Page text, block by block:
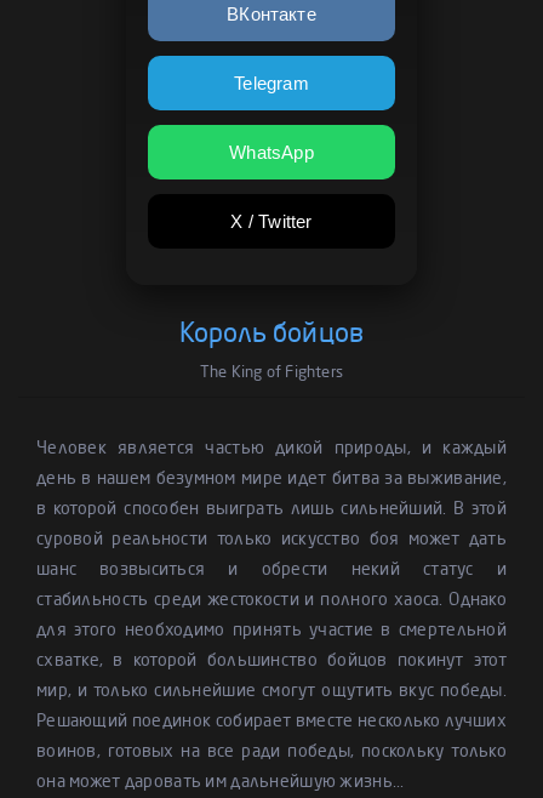
ВКонтакте
Telegram
WhatsApp
X / Twitter
Король бойцов
The King of Fighters
Человек является частью дикой природы, и каждый
день в нашем безумном мире идет битва за выживание,
в которой способен выиграть лишь сильнейший. В этой
суровой реальности только искусство боя может дать
шанс возвыситься и обрести некий статус и
стабильность среди жестокости и полного хаоса. Однако
для этого необходимо принять участие в смертельной
схватке, в которой большинство бойцов покинут этот
мир, и только сильнейшие смогут ощутить вкус победы.
Решающий поединок собирает вместе несколько лучших
воинов, готовых на все ради победы, поскольку только
она может даровать им дальнейшую жизнь...